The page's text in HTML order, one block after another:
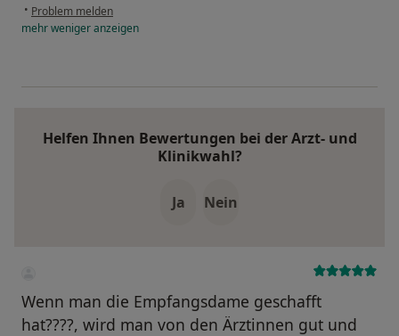
• Problem melden
mehrwenigeranzeigen
Helfen Ihnen Bewertungen bei der Arzt- und
Klinikwahl?
Ja Nein
Wenn man die Empfangsdame geschafft
hat????, wird man von den Ärztinnen gut und